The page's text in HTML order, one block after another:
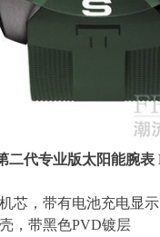
二代专业版太阳能腕表
芯，带有电池充电显示
，带黑色PVD镀层